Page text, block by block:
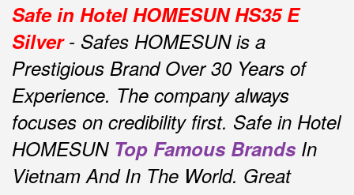
Safe in Hotel HOMESUN HS35 E
Silver- Safes HOMESUN is a
Prestigious Brand Over 30 Years of
Experience. The company always
focuses on credibility first. Safe in Hotel
HOMESUN Top Famous Brands In
Vietnam And In The World. Great